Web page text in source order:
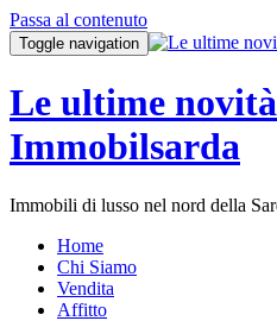
Passa al contenuto
Toggle navigation
Le ultime
Immobilsarda
Immobili di lusso nel nord della
Home
Chi Siamo
Vendita
Affitto